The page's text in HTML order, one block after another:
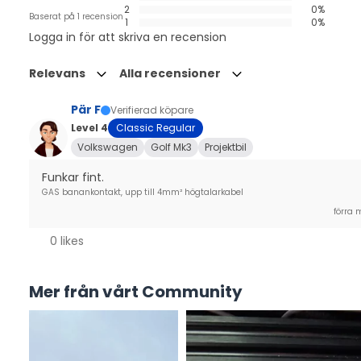
Baserat på 1 recension
2
0%
1
0%
Logga in för att skriva en recension
Relevans Alla recensioner
Pär F
Verifierad köpare
Level 4
Classic Regular
Volkswagen
Golf Mk3 Projektbil
Funkar fint.
GAS banankontakt, upp till 4mm² högtalarkabel
förra
0 likes
Mer från vårt Community